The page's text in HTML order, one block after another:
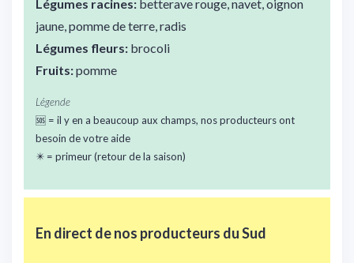
Légumes racines: betterave rouge, navet, oignon
jaune, pomme de terre, radis
Légumes fleurs: brocoli
Fruits:pomme
Légende
🆘 = il y en a beaucoup aux champs, nos producteurs ont
besoin de votre aide
✴️ = primeur (retour de la saison)
En direct de nos producteurs du Sud